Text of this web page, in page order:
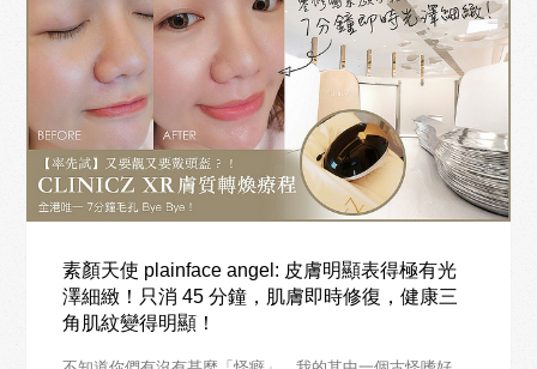
素顏天使 plainface angel: 皮膚明顯表得極有光
澤細緻！只消 45 分鐘，肌膚即時修復，健康三
角肌紋變得明顯！